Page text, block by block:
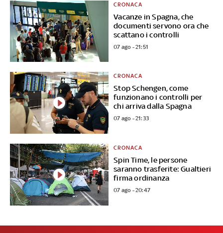
Vacanze in Spagna, che
documenti servono ora che
scattano i controlli
CRONACA
07 ago - 21:51
Stop Schengen, come
funzionano i controlli per
chi arriva dalla Spagna
CRONACA
07 ago - 21:33
Spin Time, le persone
saranno trasferite: Gualtieri
firma ordinanza
CRONACA
07 ago - 20:47